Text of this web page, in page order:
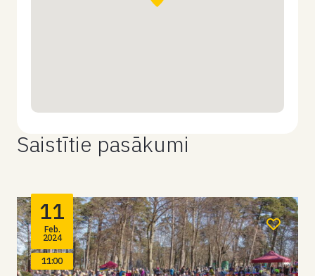
Saistītie pasākumi
11
Feb.
2024
11:00